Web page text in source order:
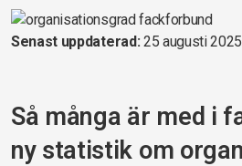
Senast uppdaterad: 25 augusti 2025
Så många är med i
ny statistik om